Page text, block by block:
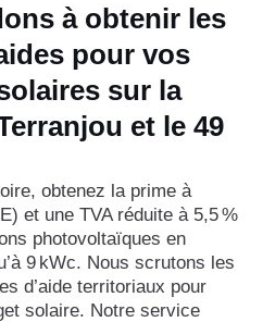
à obtenir les
pour vos
sur la
et le 49
obtenez la prime à
et une TVA réduite à 5,5 %
photovoltaïques en
9 kWc. Nous scrutons les
d’aide territoriaux pour
solaire. Notre service